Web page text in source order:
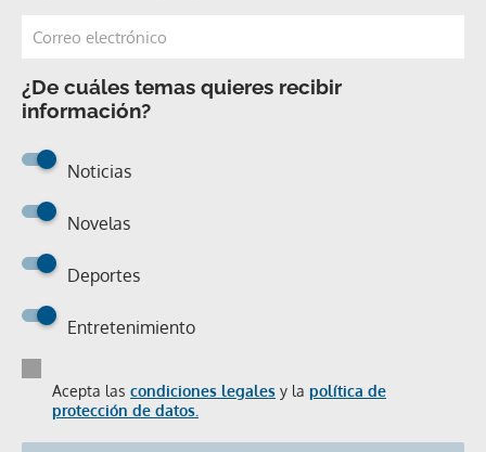
¿De cuáles temas quieres recibir
información?
Noticias
Novelas
Deportes
Entretenimiento
Acepta las condiciones legales y la política de
protección de datos.